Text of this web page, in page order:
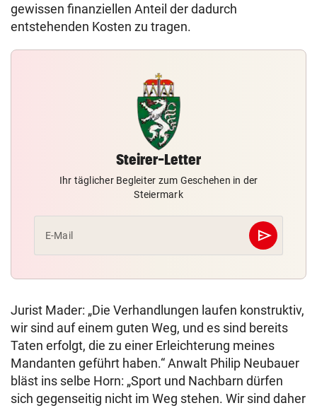
gewissen finanziellen Anteil der dadurch
entstehenden Kosten zu tragen.
Steirer-Letter
Ihr täglicher Begleiter zum Geschehen in der
Steiermark
E-Mail send
Abschicken
Jurist Mader: „Die Verhandlungen laufen konstruktiv,
wir sind auf einem guten Weg, und es sind bereits
Taten erfolgt, die zu einer Erleichterung meines
Mandanten geführt haben.“ Anwalt Philip Neubauer
bläst ins selbe Horn: „Sport und Nachbarn dürfen
sich gegenseitig nicht im Weg stehen. Wir sind daher